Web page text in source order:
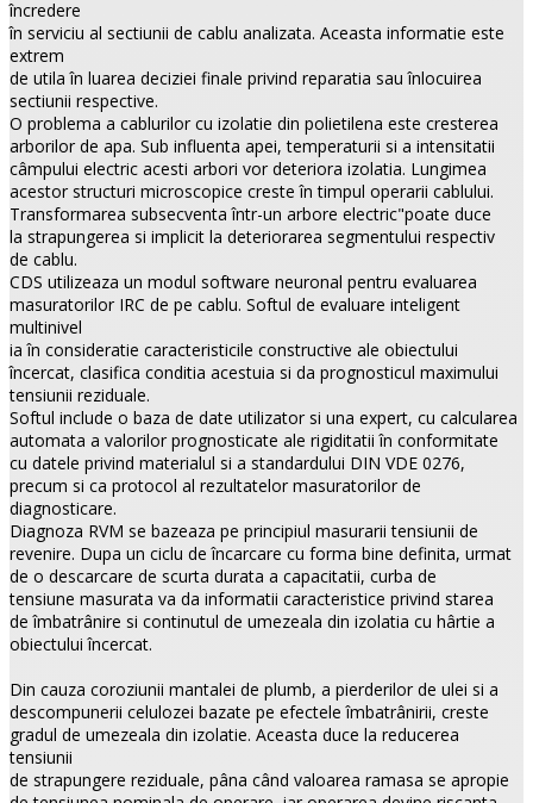
încredere
în serviciu al sectiunii de cablu analizata. Aceasta informatie este
extrem
de utila în luarea deciziei finale privind reparatia sau înlocuirea
sectiunii respective.
O problema a cablurilor cu izolatie din polietilena este cresterea
arborilor de apa. Sub influenta apei, temperaturii si a intensitatii
câmpului electric acesti arbori vor deteriora izolatia. Lungimea
acestor structuri microscopice creste în timpul operarii cablului.
Transformarea subsecventa într-un arbore electric"poate duce
la strapungerea si implicit la deteriorarea segmentului respectiv
de cablu.
CDS utilizeaza un modul software neuronal pentru evaluarea
masuratorilor IRC de pe cablu. Softul de evaluare inteligent
multinivel
ia în consideratie caracteristicile constructive ale obiectului
încercat, clasifica conditia acestuia si da prognosticul maximului
tensiunii reziduale.
Softul include o baza de date utilizator si una expert, cu calcularea
automata a valorilor prognosticate ale rigiditatii în conformitate
cu datele privind materialul si a standardului DIN VDE 0276,
precum si ca protocol al rezultatelor masuratorilor de
diagnosticare.
Diagnoza RVM se bazeaza pe principiul masurarii tensiunii de
revenire. Dupa un ciclu de încarcare cu forma bine definita, urmat
de o descarcare de scurta durata a capacitatii, curba de
tensiune masurata va da informatii caracteristice privind starea
de îmbatrânire si continutul de umezeala din izolatia cu hârtie a
obiectului încercat.
Din cauza coroziunii mantalei de plumb, a pierderilor de ulei si a
descompunerii celulozei bazate pe efectele îmbatrânirii, creste
gradul de umezeala din izolatie. Aceasta duce la reducerea
tensiunii
de strapungere reziduale, pâna când valoarea ramasa se apropie